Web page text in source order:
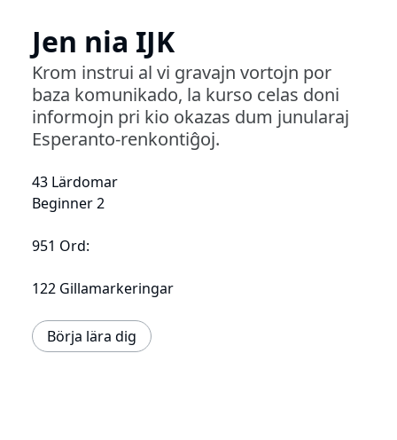
Jen nia IJK
Krom instrui al vi gravajn vortojn por
baza komunikado, la kurso celas doni
informojn pri kio okazas dum junularaj
Esperanto-renkontiĝoj.
43 Lärdomar
Beginner 2
951 Ord:
122 Gillamarkeringar
Börja lära dig